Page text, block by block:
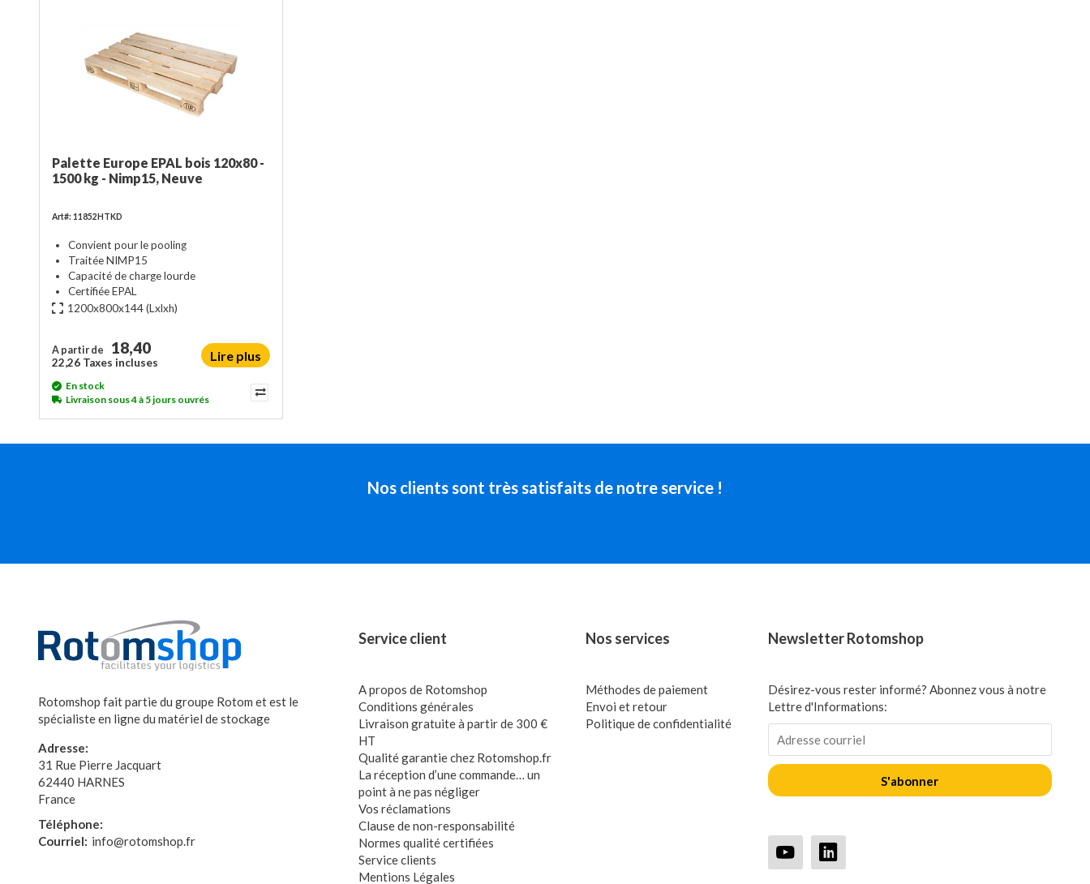
Palette Europe EPAL bois 120x80 -
1500 kg - Nimp15, Neuve
Art#: 11852HTKD
Convient pour le pooling
Traitée NIMP15
Capacité de charge lourde
Certifiée EPAL
1200x800x144(Lxlxh)
A partir de 18,40
22,26 Taxes incluses Lire plus
En stock
Livraison sous 4 à 5 jours ouvrés
Nos clients sont très satisfaits de notre service !
Rotomshop fait partie du groupe Rotom et est le
spécialiste en ligne du matériel de stockage
Adresse:
31 Rue Pierre Jacquart
62440 HARNES
France
Téléphone:
Courriel: info@rotomshop.fr
Service client
A propos de Rotomshop
Conditions générales
Livraison gratuite à partir de 300 €
HT
Qualité garantie chez Rotomshop.fr
La réception d’une commande… un
point à ne pas négliger
Vos réclamations
Clause de non-responsabilité
Normes qualité certifiées
Service clients
Mentions Légales
Nos services
Méthodes de paiement
Envoi et retour
Politique de confidentialité
Newsletter Rotomshop
Désirez-vous rester informé? Abonnez vous à notre
Lettre d'Informations:
S'abonner